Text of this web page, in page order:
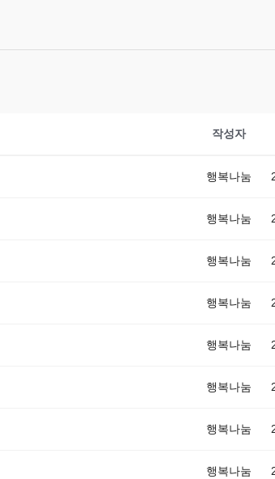
작성자
행복나눔
행복나눔
행복나눔
행복나눔
행복나눔
행복나눔
행복나눔
행복나눔